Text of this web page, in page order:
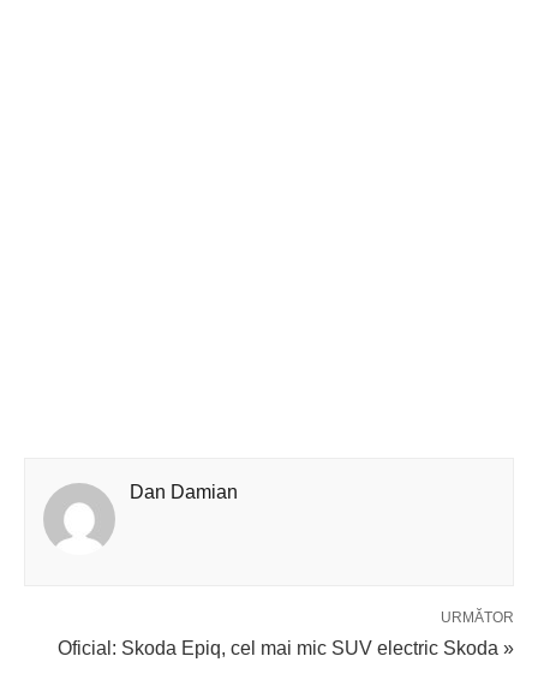
Dan Damian
URMĂTOR
Oficial: Skoda Epiq, cel mai mic SUV electric Skoda »